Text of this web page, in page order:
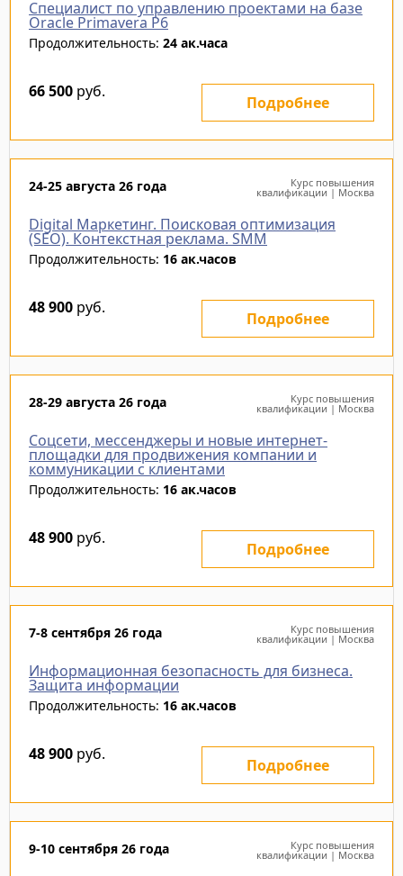
Специалист по управлению проектами на базе
Oracle Primavera P6
Продолжительность: 24 ак.часа
66 500 руб.
Подробнее
24-25 августа 26 года Курс повышения
квалификации | Москва
Digital Маркетинг. Поисковая оптимизация
(SEO). Контекстная реклама. SMM
Продолжительность: 16 ак.часов
48 900 руб.
Подробнее
28-29 августа 26 года Курс повышения
квалификации | Москва
Соцсети, мессенджеры и новые интернет-
площадки для продвижения компании и
коммуникации с клиентами
Продолжительность: 16 ак.часов
48 900 руб.
Подробнее
7-8 сентября 26 года Курс повышения
квалификации | Москва
Информационная безопасность для бизнеса.
Защита информации
Продолжительность: 16 ак.часов
48 900 руб.
Подробнее
9-10 сентября 26 года Курс повышения
квалификации | Москва